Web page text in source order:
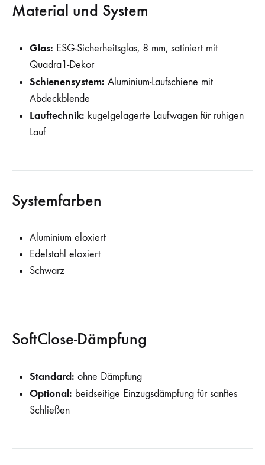
Material und System
Glas: ESG-Sicherheitsglas, 8 mm, satiniert mit
Quadra1-Dekor
Schienensystem: Aluminium-Laufschiene mit
Abdeckblende
Lauftechnik: kugelgelagerte Laufwagen für ruhigen
Lauf
Systemfarben
Aluminium eloxiert
Edelstahl eloxiert
Schwarz
SoftClose-Dämpfung
Standard: ohne Dämpfung
Optional: beidseitige Einzugsdämpfung für sanftes
Schließen